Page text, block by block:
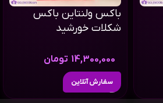
باکس ولنتاین باکس
شکلات خورشید
14,300,000 تومان
سفارش آنلاین